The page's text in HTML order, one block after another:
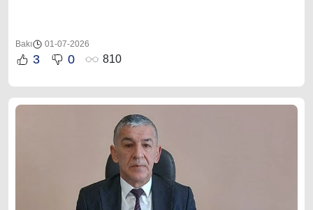
Bakı 01-07-2026
3 0 810